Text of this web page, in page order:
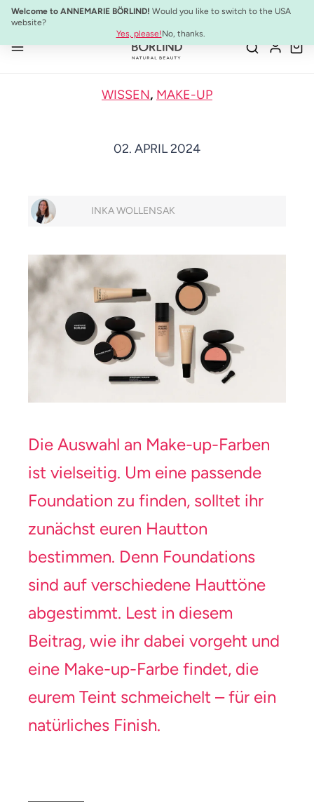
Zum Hauptinhalt springen
Welcome to ANNEMARIE BÖRLIND! Would you like to switch to the USA
website?
Yes, please!No, thanks.
10% Preisvorteil:Anti-Aging Sommer-Set
WISSEN, MAKE-UP
02. APRIL 2024
INKA WOLLENSAK
Die Auswahl an Make-up-Farben
ist vielseitig. Um eine passende
Foundation zu finden, solltet ihr
zunächst euren Hautton
bestimmen. Denn Foundations
sind auf verschiedene Hauttöne
abgestimmt. Lest in diesem
Beitrag, wie ihr dabei vorgeht und
eine Make-up-Farbe findet, die
eurem Teint schmeichelt – für ein
natürliches Finish.